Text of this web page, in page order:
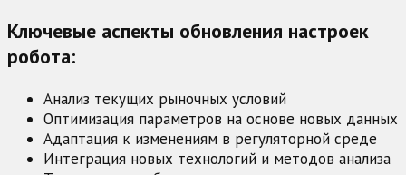
Ключевые аспекты обновления настроек
робота:
Анализ текущих рыночных условий
Оптимизация параметров на основе новых данных
Адаптация к изменениям в регуляторной среде
Интеграция новых технологий и методов анализа